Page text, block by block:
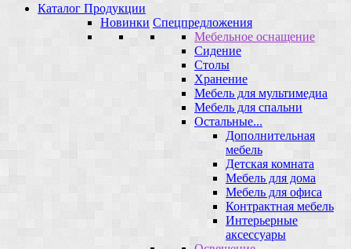
Каталог Продукции
Новинки Спецпредложения
Мебельное оснащение
Сидение
Столы
Хранение
Мебель для мультимедиа
Мебель для спальни
Остальные...
Дополнительная
мебель
Детская комната
Мебель для дома
Мебель для офиса
Контрактная мебель
Интерьерные
аксессуары